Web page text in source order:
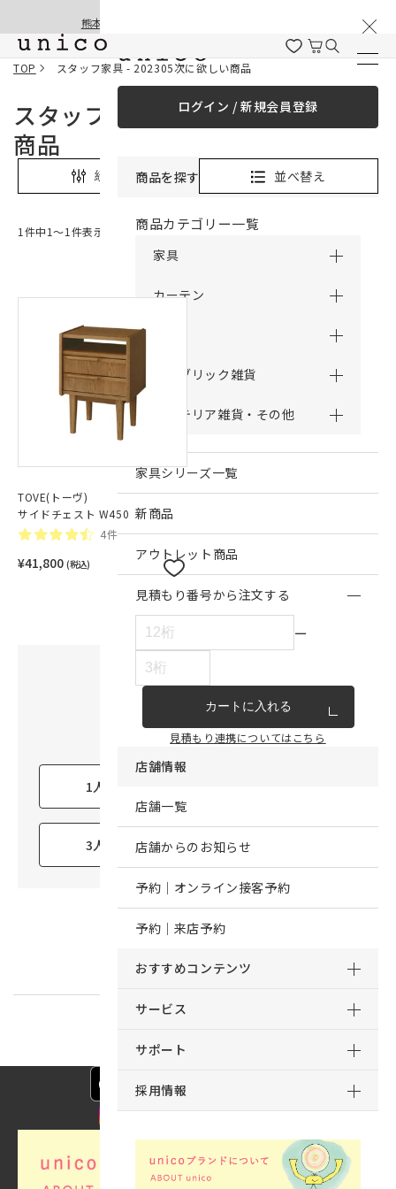
熊本地震の影響による配送遅延と停止について
ログイン / 新規会員登録
商品を探す
商品カテゴリー一覧
家具
カーテン
ファブリック雑貨
インテリア雑貨・その他
家具シリーズ一覧
新商品
アウトレット商品
見積もり番号から注文する
ー
カートに入れる
見積もり連携についてはこちら
店舗情報
店舗一覧
店舗からのお知らせ
予約｜オンライン接客予約
予約｜来店予約
おすすめコンテンツ
サービス
サポート
採用情報
TOP スタッフ家具 - 202305次に欲しい商品
スタッフ家具 - 202305次に欲しい
商品
絞り込み 並べ替え
1件中1〜1件表示
TOVE(トーヴ)
サイドチェスト W450
4件
¥41,800 (税込)
無料でunicoのスタッフに
コーディネートを相談できます
〈 お住まいの人数は？ 〉
1人暮らし
3人暮らし 4人暮らし以上